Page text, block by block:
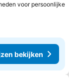
voor persoonlijke
bekijken